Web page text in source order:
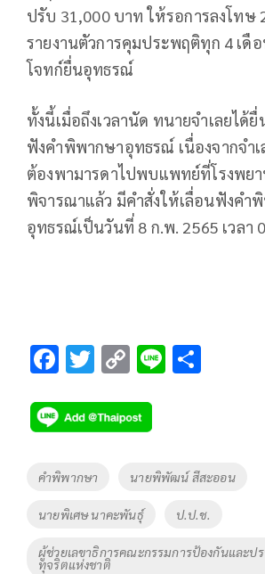
ปรับ 31,000 บาท ให้รอการลงโทษ
รายงานตัวการคุมประพฤติทุก 4 เดื
โจทก์ยื่นอุทธรณ์
ทั้งนี้เมื่อถึงเวลานัด ทนายจำเลยได้
ฟังคำพิพากษาอุทธรณ์ เนื่องจากจำ
ต้องพามารดาไปพบแพทย์ที่โรงพย
พิจารณาแล้ว มีคำสั่งให้เลื่อนฟังคำ
อุทธรณ์เป็นวันที่ 8 ก.พ. 2565 เวลา
F
e
b
o
o
k
T
tt
er
C
p
y
Li
n
k
Li
Tags
คำพิพากษา นายพิพัฒน์ สีสะออน
นายพิเศษ นาคะพันธุ์ ป.ป.ช.
ผู้ช่วยเลขาธิการคณะกรรมการป้องกันและป
ทุจริตแห่งชาติ